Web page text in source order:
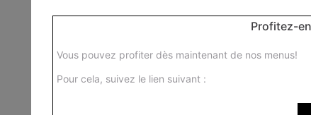
Nos
pizza marguerita senior,
Profitez-
Vous pouvez profiter dès maintenant de nos menus!
Pour cela, suivez le lien suivant :